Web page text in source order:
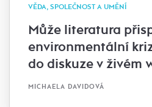
VĚDA, SPOLEČNOST A UMĚNÍ
Může literatura
environmentální
do diskuze v živém
MICHAELA DAVIDOVÁ